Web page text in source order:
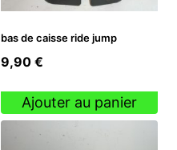
bas de caisse ride jump
9,90 €
Ajouter au panier